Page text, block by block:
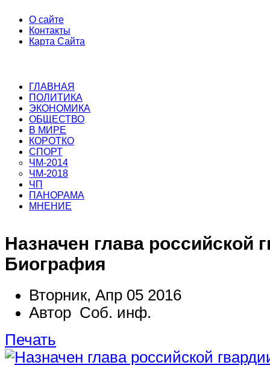
О сайте
Контакты
Карта Сайта
ГЛАВНАЯ
ПОЛИТИКА
ЭКОНОМИКА
ОБЩЕСТВО
В МИРЕ
КОРОТКО
СПОРТ
ЧМ-2014
ЧМ-2018
ЧП
ПАНОРАМА
МНЕНИЕ
Назначен глава российской
Биография
Вторник, Апр 05 2016
Автор Соб. инф.
Печать